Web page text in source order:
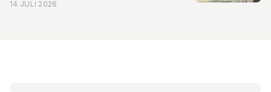
14 JULI 2026